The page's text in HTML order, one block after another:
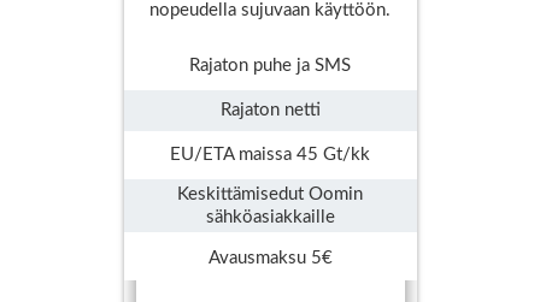
nopeudella sujuvaan käyttöön.
Rajaton puhe ja SMS
Rajaton netti
EU/ETA maissa 45 Gt/kk
Keskittämisedut Oomin
sähköasiakkaille
Avausmaksu 5€